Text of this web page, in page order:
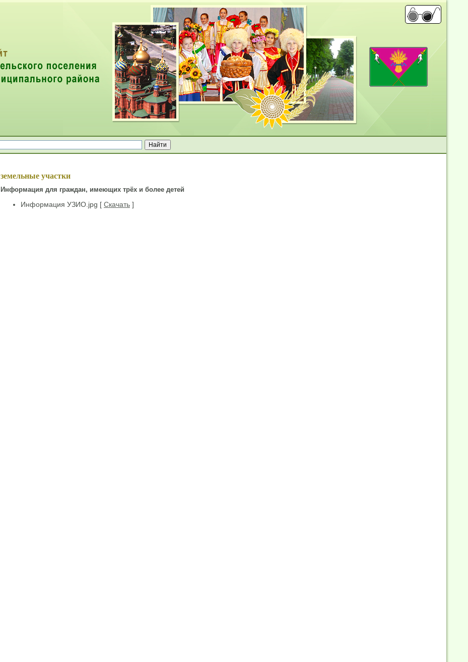
земельные участки
Информация для граждан, имеющих трёх и более детей
Информация УЗИО.jpg [ Скачать ]